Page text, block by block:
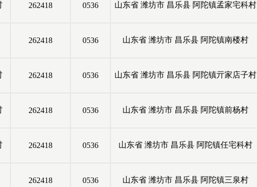
262418 0536 山东省 潍坊市 昌乐县 阿陀镇孟家宅科村
262418 0536 山东省 潍坊市 昌乐县 阿陀镇南楼村
262418 0536 山东省 潍坊市 昌乐县 阿陀镇亓家店子村
262418 0536 山东省 潍坊市 昌乐县 阿陀镇前杨村
262418 0536 山东省 潍坊市 昌乐县 阿陀镇任宅科村
262418 0536 山东省 潍坊市 昌乐县 阿陀镇三泉村